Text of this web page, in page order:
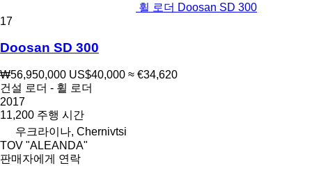
휠 로더 Doosan SD 300
17
Doosan SD 300
₩56,950,000 US$40,000 ≈ €34,620
건설 로더 - 휠 로더
2017
11,200 주행 시간
우크라이나, Chernivtsi
TOV "ALEANDA"
판매자에게 연락